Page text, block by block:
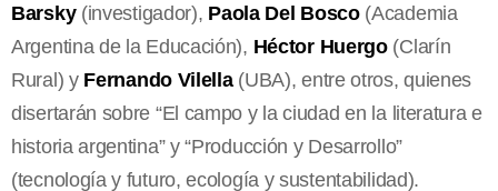
Barsky(investigador), Paola Del Bosco(Academia
Argentina de la Educación), Héctor Huergo(Clarín
Rural) y Fernando Vilella(UBA), entre otros, quienes
disertarán sobre “El campo y la ciudad en la literatura e
historia argentina” y “Producción y Desarrollo”
(tecnología y futuro, ecología y sustentabilidad).